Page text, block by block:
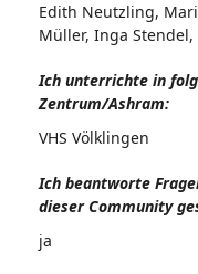
Edith Neutzling,
Müller, Inga
Ich unterrichte in
Zentrum/Ashram:
VHS Völklingen
Ich beantworte
dieser Community
ja